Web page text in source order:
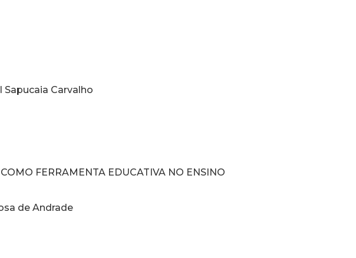
Carvalho
FERRAMENTA EDUCATIVA NO ENSINO
de Andrade